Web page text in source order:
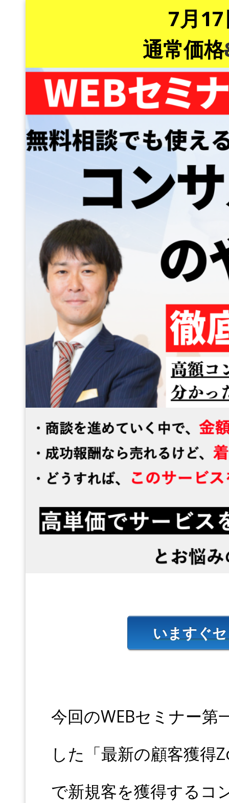
7月
通常価格
いますぐ
今回のWEBセミナー第
した「最新の顧客獲得
で新規客を獲得するコ